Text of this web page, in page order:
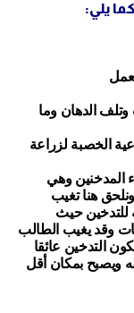
يلي:
الدهان وما
الخصبة لزراعة
المدخنين وهي
هنا تغيب
للتدخين حيث
وقد يغيب الطالب
التدخين عائقا
ويصبح بمكان أقل